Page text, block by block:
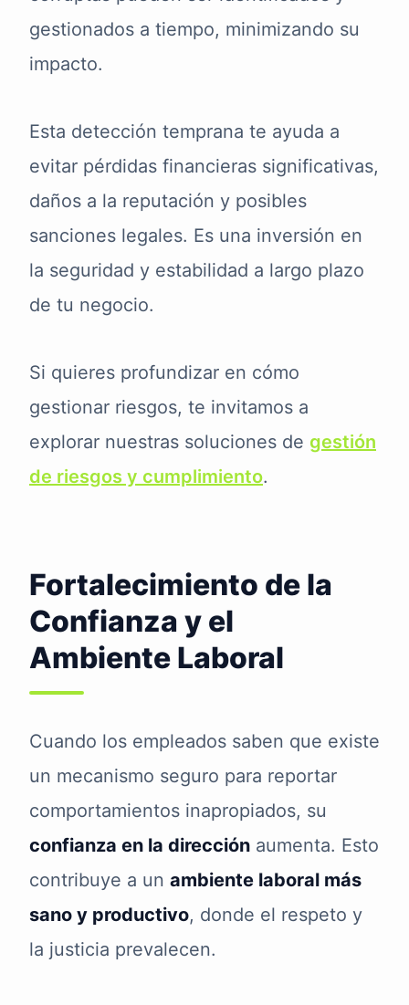
gestionados a tiempo, minimizando su
impacto.
Esta detección temprana te ayuda a
evitar pérdidas financieras significativas,
daños a la reputación y posibles
sanciones legales. Es una inversión en
la seguridad y estabilidad a largo plazo
de tu negocio.
Si quieres profundizar en cómo
gestionar riesgos, te invitamos a
explorar nuestras soluciones de gestión
de riesgos y cumplimiento.
Fortalecimiento de la
Confianza y el
Ambiente Laboral
Cuando los empleados saben que existe
un mecanismo seguro para reportar
comportamientos inapropiados, su
confianza en la dirección aumenta. Esto
contribuye a un ambiente laboral más
sano y productivo, donde el respeto y
la justicia prevalecen.